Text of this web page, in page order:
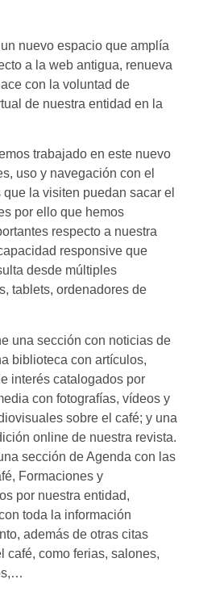
nuevo espacio que amplía
a la web antigua, renueva
con la voluntad de
de nuestra entidad en la
trabajado en este nuevo
uso y navegación con el
la visiten puedan sacar el
por ello que hemos
respecto a nuestra
responsive que
desde múltiples
tablets, ordenadores de
una sección con noticias de
biblioteca con artículos,
interés catalogados por
con fotografías, vídeos y
sobre el café; y una
online de nuestra revista.
sección de Agenda con las
Formaciones y
por nuestra entidad,
toda la información
además de otras citas
café, como ferias, salones,